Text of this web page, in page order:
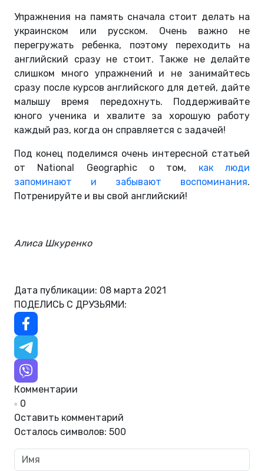
Упражнения на память сначала стоит делать на
украинском или русском. Очень важно не
перегружать ребенка, поэтому переходить на
английский сразу не стоит. Также не делайте
слишком много упражнений и не занимайтесь
сразу после курсов английского для детей, дайте
малышу время передохнуть. Поддерживайте
юного ученика и хвалите за хорошую работу
каждый раз, когда он справляется с задачей!
Под конец поделимся очень интересной статьей
от National Geographic о том, как люди
запоминают и забывают воспоминания.
Потренируйте и вы свой английский!
Алиса Шкуренко
Дата публикации: 08 марта 2021
ПОДЕЛИСЬ С ДРУЗЬЯМИ:
Комментарии
0
Оставить комментарий
Осталось символов: 500